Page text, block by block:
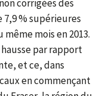
corrigées des
% supérieures
mois en 2013.
par rapport
et ce, dans
en commençant